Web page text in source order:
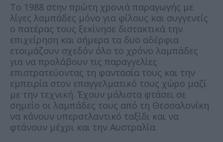
Το 1988 στην πρώτη χρονιά παραγωγής με
λίγες λαμπάδες μόνο για φίλους και συγγενείς
ο πατέρας τους ξεκίνησε διστακτικά την
επιχείρηση και σήμερα τα δυο αδέρφια
ετοιμάζουν σχεδόν όλο το χρόνο λαμπάδες
για να προλάβουν τις παραγγελίες
επιστρατεύοντας τη φαντασία τους και την
εμπειρία στον επαγγελματικό τους χώρο μαζί
με την τεχνική. Έχουν μάλιστα φτάσει σε
σημείο οι λαμπάδες τους από τη Θεσσαλονίκη
να κάνουν υπερατλαντικό ταξίδι και να
φτάνουν μέχρι και την Αυστραλία.